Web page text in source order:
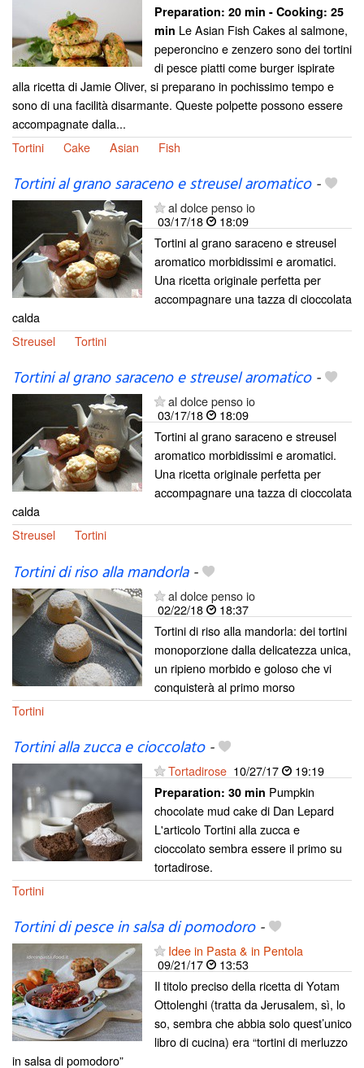
Preparation: 20 min - Cooking: 25
min Le Asian Fish Cakes al salmone,
peperoncino e zenzero sono dei tortini
di pesce piatti come burger ispirate
alla ricetta di Jamie Oliver, si preparano in pochissimo tempo e
sono di una facilità disarmante. Queste polpette possono essere
accompagnate dalla...
Tortini
Cake Asian Fish
Tortini al grano saraceno e streusel aromatico-
al dolce penso io
03/17/18
18:09
Tortini al grano saraceno e streusel
aromatico morbidissimi e aromatici.
Una ricetta originale perfetta per
accompagnare una tazza di cioccolata
calda
Streusel
Tortini
Tortini al grano saraceno e streusel aromatico-
al dolce penso io
03/17/18
18:09
Tortini al grano saraceno e streusel
aromatico morbidissimi e aromatici.
Una ricetta originale perfetta per
accompagnare una tazza di cioccolata
calda
Streusel
Tortini
Tortini di riso alla mandorla-
al dolce penso io
02/22/18
18:37
Tortini di riso alla mandorla: dei tortini
monoporzione dalla delicatezza unica,
un ripieno morbido e goloso che vi
conquisterà al primo morso
Tortini
Tortini alla zucca e cioccolato-
Tortadirose 10/27/17 19:19
Preparation: 30 min Pumpkin
chocolate mud cake di Dan Lepard
L'articolo Tortini alla zucca e
cioccolato sembra essere il primo su
tortadirose.
Tortini
Tortini di pesce in salsa di pomodoro-
Idee in Pasta & in Pentola
09/21/17
13:53
Il titolo preciso della ricetta di Yotam
Ottolenghi (tratta da Jerusalem, sì, lo
so, sembra che abbia solo quest’unico
libro di cucina) era “tortini di merluzzo
in salsa di pomodoro”